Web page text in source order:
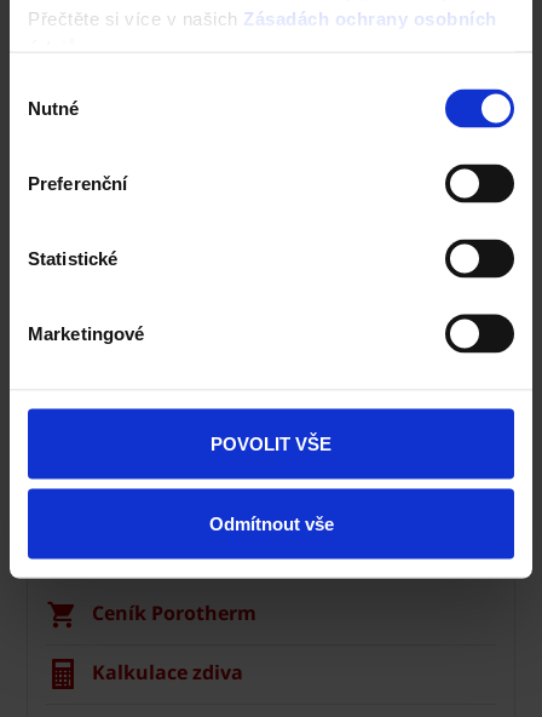
Přečtěte si více v našich Zásadách ochrany osobních
souhlasu
Nutné
Preferenční
Statistické
Marketingové
POVOLIT VŠE
Odmítnout vše
Zdivo Porotherm
Ceník Porotherm
Kalkulace zdiva